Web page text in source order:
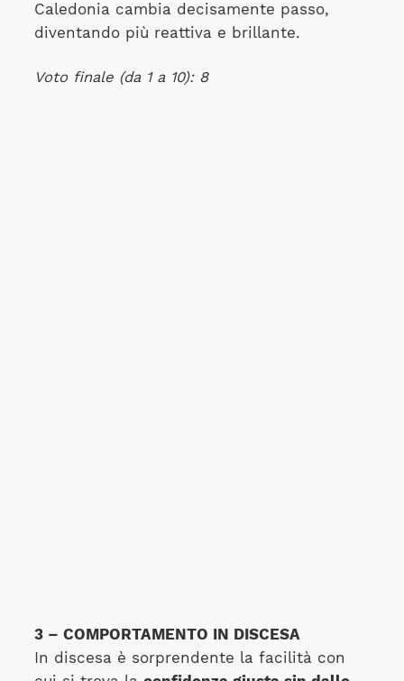
Caledonia cambia decisamente passo,
diventando più reattiva e brillante.
Voto finale (da 1 a 10): 8
3 – COMPORTAMENTO IN DISCESA
In discesa è sorprendente la facilità con